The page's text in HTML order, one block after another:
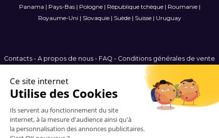
Panama | Pays-Bas| Pologne| République tchèque| Roumanie|
Royaume-Uni | Slovaquie| Suède| Suisse| Uruguay
Contacts - A propos de nous - FAQ - Conditions générales de vente
Plan du site